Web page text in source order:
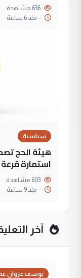
--منذ 6 ساعة
سياسية
هيئة الحج
استمارة
--منذ 9 ساعة
آخر
يوسف غزوان